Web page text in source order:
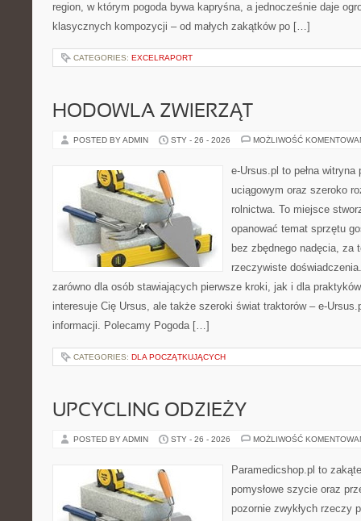
region, w którym pogoda bywa kapryśna, a jednocześnie daje
klasycznych kompozycji – od małych zakątków po […]
CATEGORIES: EXCELRAPORT
HODOWLA ZWIERZĄT
POSTED BY ADMIN STY - 26 - 2026 MOŻLIWOŚĆ
e-Ursus.pl to pełna
uciągowym oraz szeroko
rolnictwa. To miejsce
opanować temat sprzętu
bez zbędnego nadęcia, za
rzeczywiste
zarówno dla osób stawiających pierwsze kroki, jak i dla
interesuje Cię Ursus, ale także szeroki świat traktorów – e-
informacji. Polecamy Pogoda […]
CATEGORIES: DLA POCZĄTKUJĄCYCH
UPCYCLING ODZIEŻY
POSTED BY ADMIN STY - 26 - 2026 MOŻLIWOŚĆ
Paramedicshop.pl to
pomysłowe szycie oraz
pozornie zwykłych rzeczy